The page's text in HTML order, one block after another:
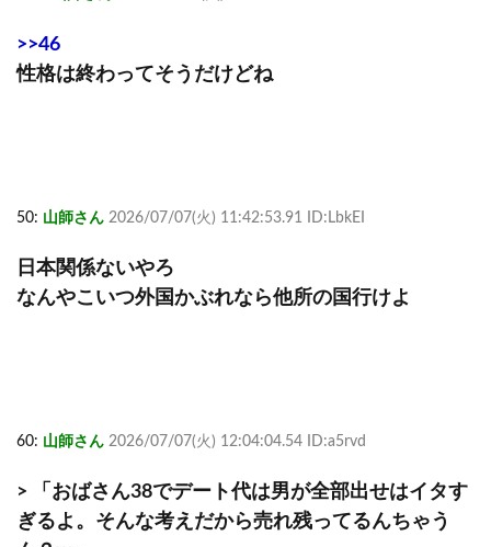
>>46
性格は終わってそうだけどね
50: 山師さん 2026/07/07(火) 11:42:53.91 ID:LbkEI
日本関係ないやろ
なんやこいつ外国かぶれなら他所の国行けよ
60: 山師さん 2026/07/07(火) 12:04:04.54 ID:a5rvd
> 「おばさん38でデート代は男が全部出せはイタす
ぎるよ。そんな考えだから売れ残ってるんちゃう